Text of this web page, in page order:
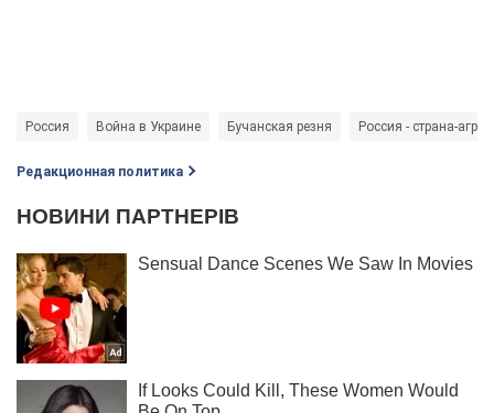
Россия Война в Украине Бучанская резня Россия - страна-
Редакционная политика